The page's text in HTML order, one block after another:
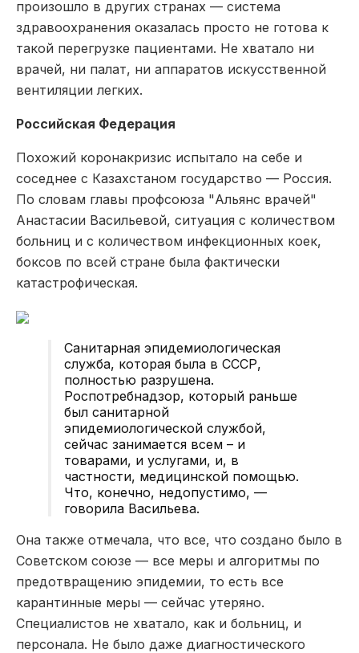
произошло в других странах — система
здравоохранения оказалась просто не готова к
такой перегрузке пациентами. Не хватало ни
врачей, ни палат, ни аппаратов искусственной
вентиляции легких.
Российская Федерация
Похожий коронакризис испытало на себе и
соседнее с Казахстаном государство — Россия.
По словам главы профсоюза "Альянс врачей"
Анастасии Васильевой, ситуация с количеством
больниц и с количеством инфекционных коек,
боксов по всей стране была фактически
катастрофическая.
Санитарная эпидемиологическая
служба, которая была в СССР,
полностью разрушена.
Роспотребнадзор, который раньше
был санитарной
эпидемиологической службой,
сейчас занимается всем – и
товарами, и услугами, и, в
частности, медицинской помощью.
Что, конечно, недопустимо, —
говорила Васильева.
Она также отмечала, что все, что создано было в
Советском союзе — все меры и алгоритмы по
предотвращению эпидемии, то есть все
карантинные меры — сейчас утеряно.
Специалистов не хватало, как и больниц, и
персонала. Не было даже диагностического